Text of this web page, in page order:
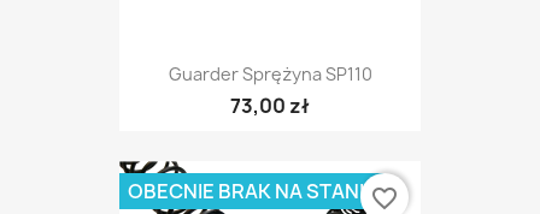
Guarder Sprężyna SP110
73,00 zł
OBECNIE BRAK NA STANIEfavorite_border